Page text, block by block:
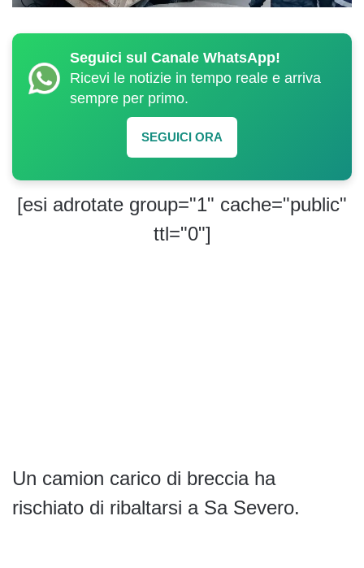
Seguici sul Canale WhatsApp!
Ricevi le notizie in tempo reale e arriva
sempre per primo.
SEGUICI ORA
[esi adrotate group="1" cache="public"
ttl="0"]
Un camion carico di breccia ha
rischiato di ribaltarsi a Sa Severo.